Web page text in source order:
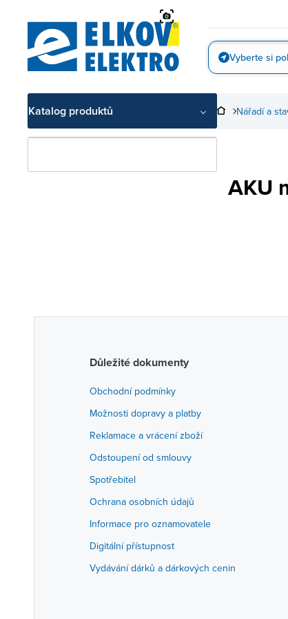
Vyberte si
Katalog produktů Nářadí a
AKU
Důležité dokumenty
Obchodní podmínky
Možnosti dopravy a platby
Reklamace a vrácení zboží
Odstoupení od smlouvy
Spotřebitel
Ochrana osobních údajů
Informace pro oznamovatele
Digitální přístupnost
Vydávání dárků a dárkových cenin